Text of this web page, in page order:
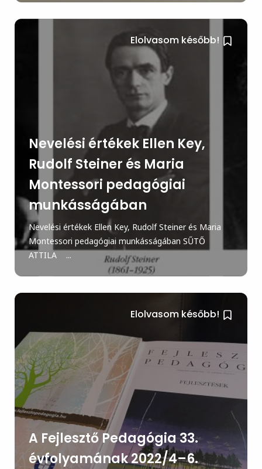
Elolvasom később!
Nevelési értékek Ellen Key,
Rudolf Steiner és Maria
Montessori pedagógiai
munkásságában
Nevelési értékek Ellen Key, Rudolf Steiner és Maria
Montessori pedagógiai munkásságában SŰTŐ
ATTILA ...
Elolvasom később!
A Fejlesztő Pedagógia 33.
évfolyamának 2022/4–6.